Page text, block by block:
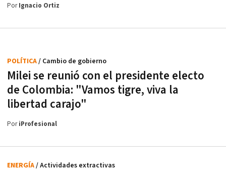
PorIgnacio Ortiz
Milei se reunió con el presidente electo
de Colombia: "Vamos tigre, viva la
libertad carajo"
POLÍTICA/ Cambio de gobierno
PoriProfesional
ENERGÍA/ Actividades extractivas